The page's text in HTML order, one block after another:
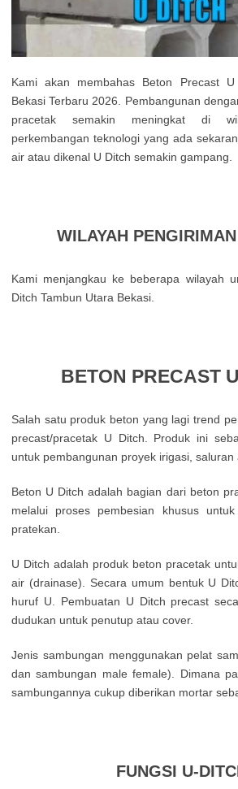
Kami akan membahas Beton Precast
Bekasi Terbaru 2026. Pembangunan
pracetak semakin meningkat di
perkembangan teknologi yang ada
air atau dikenal U Ditch semakin gampang.
WILAYAH
Kami menjangkau ke beberapa wilayah
Ditch Tambun Utara Bekasi.
BETON PRECAST
Salah satu produk beton yang lagi trend
precast/pracetak U Ditch. Produk ini
untuk pembangunan proyek irigasi, saluran
Beton U Ditch adalah bagian dari beton
melalui proses pembesian khusus
pratekan.
U Ditch adalah produk beton pracetak
air (drainase). Secara umum bentuk U
huruf U. Pembuatan U Ditch precast
dudukan untuk penutup atau cover.
Jenis sambungan menggunakan pelat
dan sambungan male female). Dimana
sambungannya cukup diberikan mortar
FUNGSI U-